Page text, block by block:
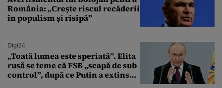
România: „Crește riscul recăderii
în populism și risipă”
Digi24
„Toată lumea este speriată”. Elita
rusă se teme că FSB „scapă de sub
control”, după ce Putin a extins